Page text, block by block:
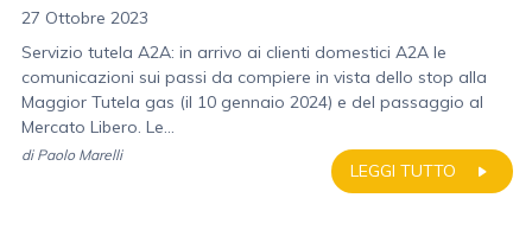
27 Ottobre 2023
Servizio tutela A2A: in arrivo ai clienti domestici A2A le
comunicazioni sui passi da compiere in vista dello stop alla
Maggior Tutela gas (il 10 gennaio 2024) e del passaggio al
Mercato Libero. Le...
LEGGI TUTTO
di Paolo Marelli